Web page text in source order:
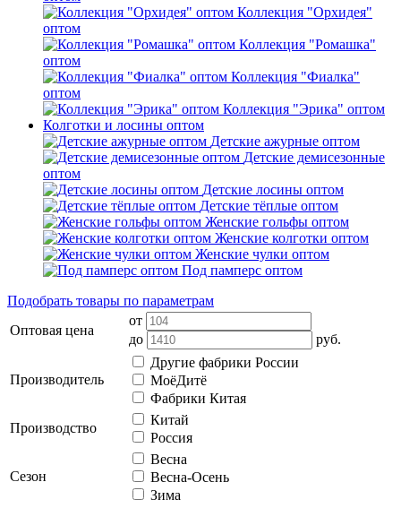
Коллекция "Орхидея"
оптом
Коллекция "Ромашка"
оптом
Коллекция "Фиалка"
оптом
Коллекция "Эрика" оптом
Колготки и лосины оптом
Детские ажурные оптом
Детские демисезонные
оптом
Детские лосины оптом
Детские тёплые оптом
Женские гольфы оптом
Женские колготки оптом
Женские чулки оптом
Под памперс оптом
Подобрать товары по параметрам
Оптовая цена
от
до
руб.
Производитель
Другие фабрики России
МоёДитё
Фабрики Китая
Производство
Китай
Россия
Сезон
Весна
Весна-Осень
Зима